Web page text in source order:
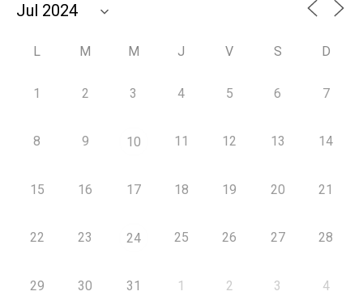
L M M J V S D
1 2 3 4 5 6 7
8 9 10 11 12 13 14
15 16 17 18 19 20 21
22 23 24 25 26 27 28
29 30 31 1 2 3 4